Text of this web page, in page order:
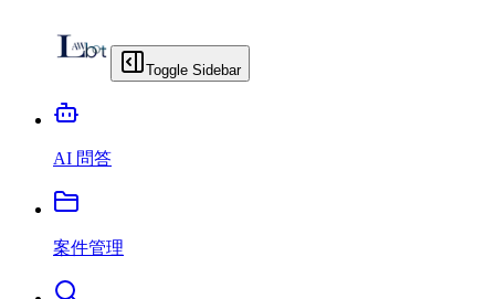
Toggle Sidebar
AI 問答
案件管理